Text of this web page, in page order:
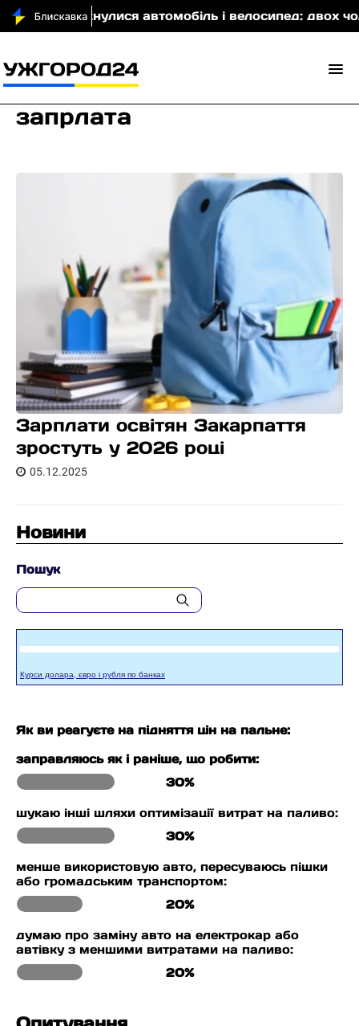
зіткнулися автомобіль і велосипед: двох
запрлата
Зарплати освітян Закарпаття
зростуть у 2026 році
05.12.2025
Новини
Пошук
Курси долара, євро і рубля по банках
Як ви реагуєте на підняття цін на пальне:
заправляюсь як і раніше, що робити:
30%
шукаю інші шляхи оптимізації витрат на паливо:
30%
менше використовую авто, пересуваюсь пішки
або громадським транспортом:
20%
думаю про заміну авто на електрокар або
автівку з меншими витратами на паливо:
20%